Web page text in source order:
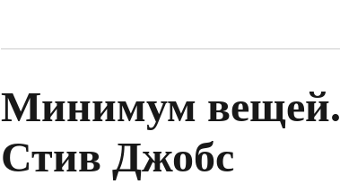
Минимум вещей.
Стив Джобс